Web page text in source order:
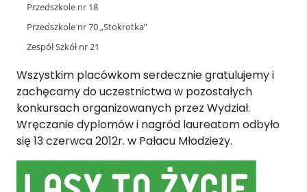
Przedszkole nr 18
Przedszkole nr 70 „Stokrotka”
Zespół Szkół nr 21
Wszystkim placówkom serdecznie gratulujemy i
zachęcamy do uczestnictwa w pozostałych
konkursach organizowanych przez Wydział.
Wręczanie dyplomów i nagród laureatom odbyło
się 13 czerwca 2012r. w Pałacu Młodzieży.